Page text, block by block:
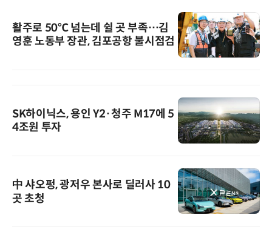
활주로 50℃ 넘는데 쉴 곳 부족…김
영훈 노동부 장관, 김포공항 불시점검
SK하이닉스, 용인 Y2·청주 M17에 5
4조원 투자
中 샤오펑, 광저우 본사로 딜러사 10
곳 초청